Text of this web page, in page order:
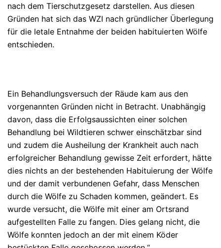
nach dem Tierschutzgesetz darstellen. Aus diesen
Gründen hat sich das WZI nach gründlicher Überlegung
für die letale Entnahme der beiden habituierten Wölfe
entschieden.
Ein Behandlungsversuch der Räude kam aus den
vorgenannten Gründen nicht in Betracht. Unabhängig
davon, dass die Erfolgsaussichten einer solchen
Behandlung bei Wildtieren schwer einschätzbar sind
und zudem die Ausheilung der Krankheit auch nach
erfolgreicher Behandlung gewisse Zeit erfordert, hätte
dies nichts an der bestehenden Habituierung der Wölfe
und der damit verbundenen Gefahr, dass Menschen
durch die Wölfe zu Schaden kommen, geändert. Es
wurde versucht, die Wölfe mit einer am Ortsrand
aufgestellten Falle zu fangen. Dies gelang nicht, die
Wölfe konnten jedoch an der mit einem Köder